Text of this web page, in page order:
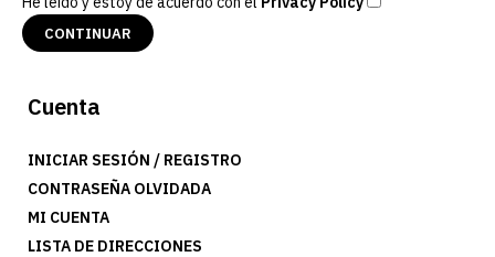
Cuenta
INICIAR SESIÓN / REGISTRO
CONTRASEÑA OLVIDADA
MI CUENTA
LISTA DE DIRECCIONES